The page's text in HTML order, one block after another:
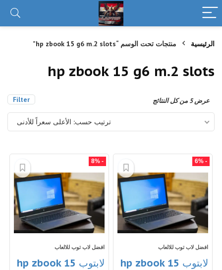
الرئيسية منتجات تحت الوسم “hp zbook 15 g6 m.2 slots”
hp zbook 15 g6 m.2 slots
Filter عرض ⁦5⁩ من كل النتائج
الأدنى
ترتيب حسب: الأعلى سعراً للأدنى
- 6%
افضل لاب توب للالعاب
لابتوب hp zbook 15
- 8%
افضل لاب توب للالعاب
لابتوب hp zbook 15